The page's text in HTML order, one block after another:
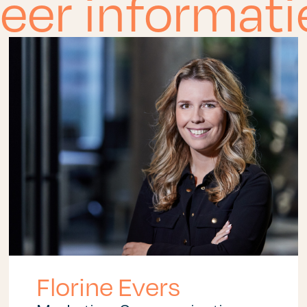
Florine Evers